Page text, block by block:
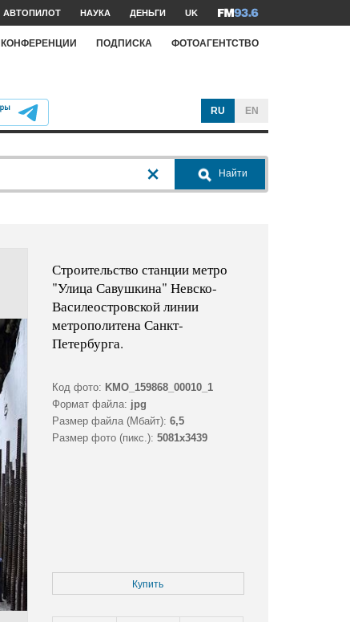
АВТОПИЛОТ НАУКА ДЕНЬГИ UK
КОНФЕРЕНЦИИ ПОДПИСКА ФОТОАГЕНТСТВО
RU EN
Найти
Строительство станции метро
"Улица Савушкина" Невско-
Василеостровской линии
метрополитена Санкт-
Петербурга.
Код фото: KMO_159868_00010_1
Формат файла: jpg
Размер файла (Мбайт): 6,5
Размер фото (пикс.): 5081x3439
Купить